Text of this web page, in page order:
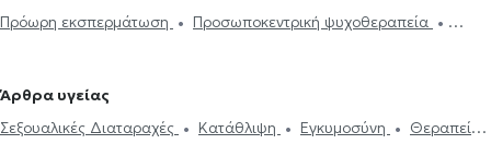
Πρόωρη εκσπερμάτωση
Προσωποκεντρική ψυχοθεραπεία
και παιδιών
Ομαδική ψυχοθεραπεία
ενδυνάμωση
Συμβουλευτική φροντιστών ατόμων με άνοια
Life
Άρθρα υγείας
Σεξουαλικές Διαταραχές
Κατάθλιψη Εγκυμοσύνη
Θεραπεία